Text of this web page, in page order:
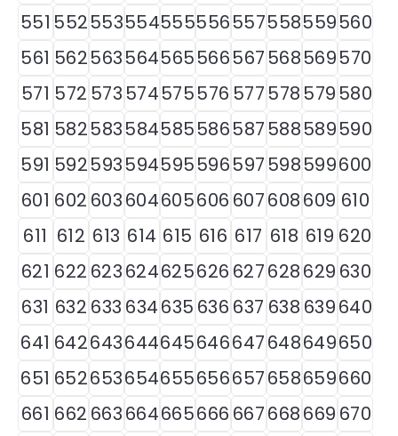
551 552553554555556557558559560
561 562563564565566567568569570
571 572 573574575576 577578579580
581 582583584585586587588589590
591 592593594595596597598599600
601 602 603604605606 607608609 610
611 612 613 614 615 616 617 618 619 620
621 622 623624625626 627628629 630
631 632 633 634635 636 637 638 639640
641 642643644645646647648649650
651 652653654655656657658659660
661 662 663664665666 667668669 670